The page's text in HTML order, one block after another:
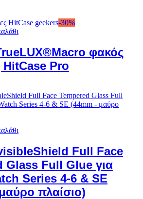
-30%
φακός
HitCase Pro
Full Face
Glass Full Glue για
Series 4-6 & SE
πλαίσιο)